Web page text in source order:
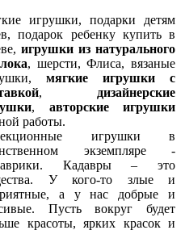
игрушки, подарки детям
подарок ребенку купить в
игрушки из натурального
, шерсти, Флиса, вязаные
мягкие игрушки с
, дизайнерские
, авторские игрушки
работы.
игрушки в
экземпляре -
Кадавры – это
У кого-то злые и
а у нас добрые и
Пусть вокруг будет
красоты, ярких красок и